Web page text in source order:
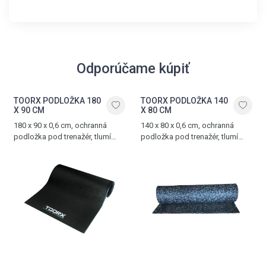
Odporúčame kúpiť
TOORX PODLOŽKA 180
X 90 CM
180 x 90 x 0,6 cm, ochranná
podložka pod trenažér, tlumí
TOORX PODLOŽKA 140
X 80 CM
140 x 80 x 0,6 cm, ochranná
podložka pod trenažér, tlumí